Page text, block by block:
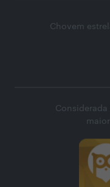
Chovem
Considerada